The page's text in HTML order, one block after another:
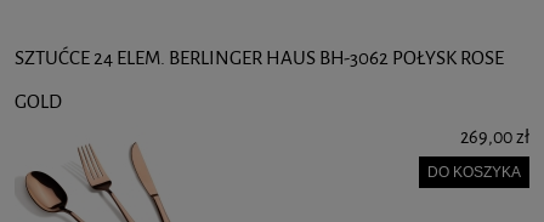
SZTUĆCE 24 ELEM. BERLINGER HAUS BH-3062 POŁYSK ROSE
GOLD
269,00 zł
DO KOSZYKA